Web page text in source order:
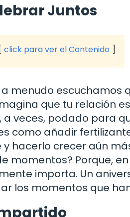
Juntos
click para ver el Contenido
menudo escuchamos
que tu relación
veces, podado para
como añadir
hacerlo crecer aún
momentos? Porque,
importa. Un
los momentos que